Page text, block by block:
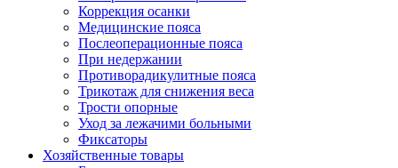
Коррекция осанки
Медицинские пояса
Послеоперационные пояса
При недержании
Противорадикулитные пояса
Трикотаж для снижения веса
Трости опорные
Уход за лежачими больными
Фиксаторы
Хозяйственные товары